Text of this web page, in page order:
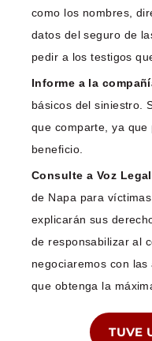
como los nombres,
datos del seguro de
pedir a los testigos
Informe a la
básicos del siniestro.
que comparte, ya
beneficio.
Consulte a Voz Legal
de Napa para
explicarán sus
de responsabilizar al
negociaremos con
que obtenga la
TUVE